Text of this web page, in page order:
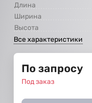
Длина
Ширина
Высота
Все характеристики
По запросу
Под заказ